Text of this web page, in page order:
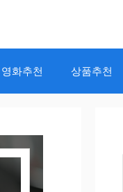
영화추천 상품추천